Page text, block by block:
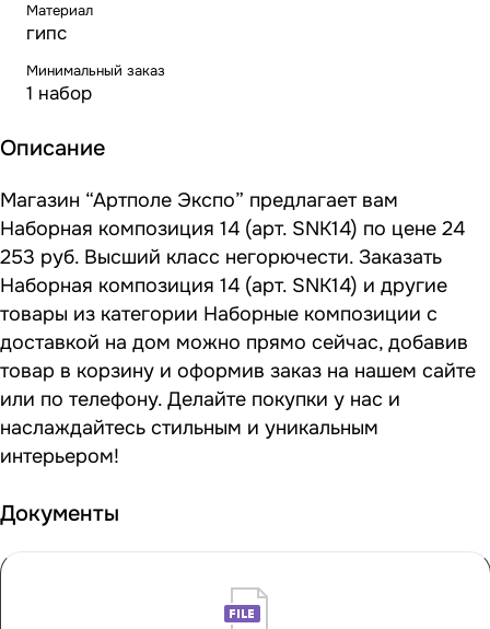
Материал
гипс
Минимальный заказ
1 набор
Описание
Магазин “Артполе Экспо” предлагает вам
Наборная композиция 14 (арт. SNK14) по цене 24
253 руб. Высший класс негорючести. Заказать
Наборная композиция 14 (арт. SNK14) и другие
товары из категории Наборные композиции с
доставкой на дом можно прямо сейчас, добавив
товар в корзину и оформив заказ на нашем сайте
или по телефону. Делайте покупки у нас и
наслаждайтесь стильным и уникальным
интерьером!
Документы